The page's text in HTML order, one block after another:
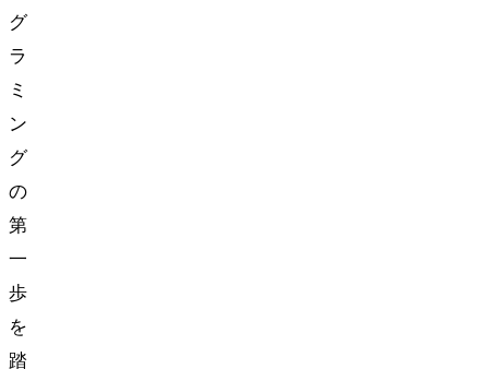
グ
ラ
ミ
ン
グ
の
第
一
歩
を
踏